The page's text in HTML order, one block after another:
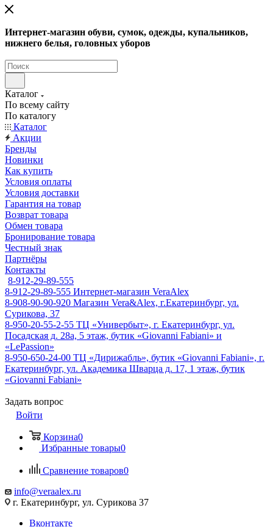
Интернет-магазин обуви, сумок, одежды, купальников,
нижнего белья, головных уборов
Каталог
По всему сайту
По каталогу
Каталог
Акции
Бренды
Новинки
Как купить
Условия оплаты
Условия доставки
Гарантия на товар
Возврат товара
Обмен товара
Бронирование товара
Честный знак
Партнёры
Контакты
8-912-29-89-555
8-912-29-89-555 Интернет-магазин VeraAlex
8-908-90-90-920 Магазин Vera&Alex, г.Екатеринбург, ул.
Сурикова, 37
8-950-20-55-2-55 ТЦ «Универбыт», г. Екатеринбург, ул.
Посадская д. 28а, 5 этаж, бутик «Giovanni Fabiani» и
«LePassion»
8-950-650-24-00 ТЦ «Дирижабль», бутик «Giovanni Fabiani», г.
Екатеринбург, ул. Академика Шварца д. 17, 1 этаж, бутик
«Giovanni Fabiani»
Задать вопрос
Войти
Корзина0
Избранные товары0
Сравнение товаров0
info@veraalex.ru
г. Екатеринбург, ул. Сурикова 37
Вконтакте